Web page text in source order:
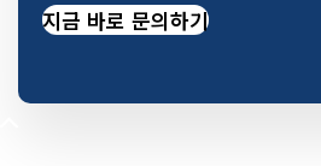
지금 바로 문의하기